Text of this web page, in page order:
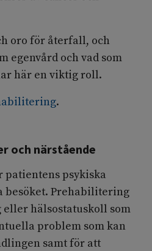
oro för återfall, och
egenvård och vad som
här en viktig roll.
.
och närstående
patientens psykiska
besöket. Prehabilitering
hälsostatuskoll som
problem som kan
samt för att